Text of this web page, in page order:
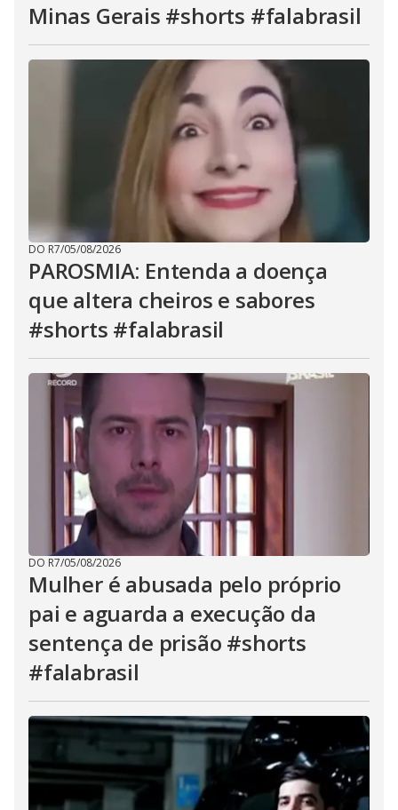
Minas Gerais #shorts #falabrasil
DO R7/05/08/2026
PAROSMIA: Entenda a doença
que altera cheiros e sabores
#shorts #falabrasil
DO R7/05/08/2026
Mulher é abusada pelo próprio
pai e aguarda a execução da
sentença de prisão #shorts
#falabrasil